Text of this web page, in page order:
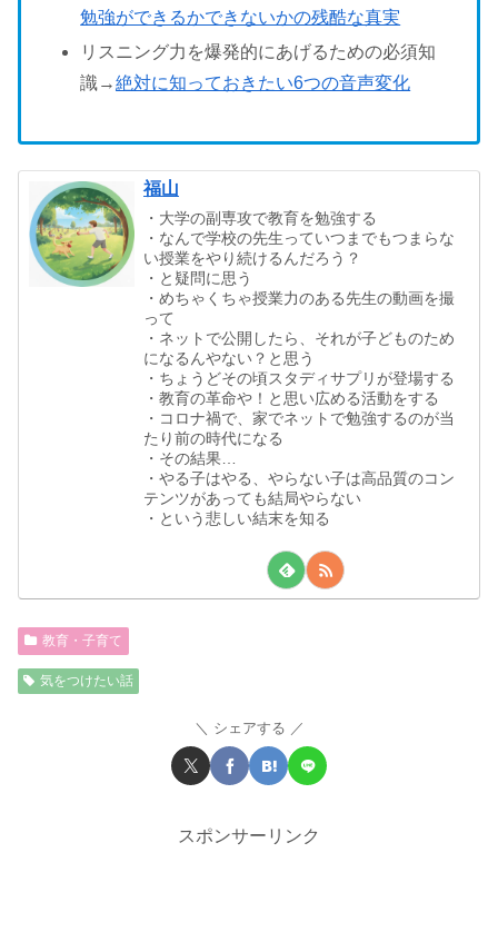
勉強ができるかできないかの残酷な真実
リスニング力を爆発的にあげるための必須知
識→絶対に知っておきたい6つの音声変化
福山
・大学の副専攻で教育を勉強する
・なんで学校の先生っていつまでもつまらな
い授業をやり続けるんだろう？
・と疑問に思う
・めちゃくちゃ授業力のある先生の動画を撮
って
・ネットで公開したら、それが子どものため
になるんやない？と思う
・ちょうどその頃スタディサプリが登場する
・教育の革命や！と思い広める活動をする
・コロナ禍で、家でネットで勉強するのが当
たり前の時代になる
・その結果…
・やる子はやる、やらない子は高品質のコン
テンツがあっても結局やらない
・という悲しい結末を知る
教育・子育て
気をつけたい話
シェアする
スポンサーリンク